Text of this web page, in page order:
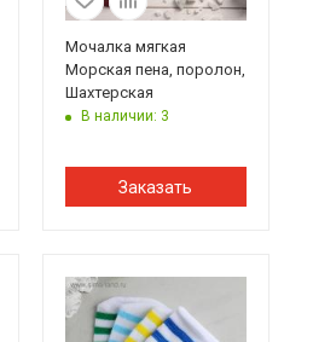
Мочалка мягкая
Морская пена, поролон,
Шахтерская
В наличии: 3
Заказать